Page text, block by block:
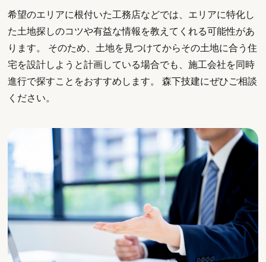
希望のエリアに根付いた工務店などでは、エリアに特化し
た土地探しのコツや有益な情報を教えてくれる可能性があ
ります。 そのため、土地を見つけてからその土地に合う住
宅を設計しようと計画している場合でも、施工会社を同時
進行で探すことをおすすめします。 森下技建にぜひご相談
ください。